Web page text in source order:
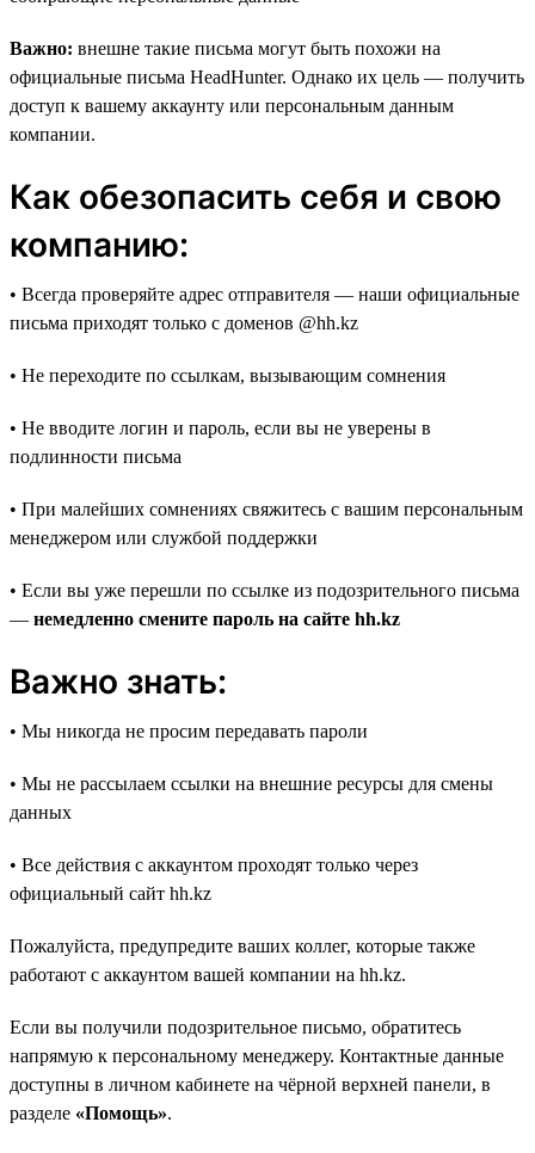
Важно: внешне такие письма могут быть похожи на
официальные письма HeadHunter. Однако их цель — получить
доступ к вашему аккаунту или персональным данным
компании.
Как обезопасить себя и свою
компанию:
• Всегда проверяйте адрес отправителя — наши официальные
письма приходят только с доменов @hh.kz
• Не переходите по ссылкам, вызывающим сомнения
• Не вводите логин и пароль, если вы не уверены в
подлинности письма
• При малейших сомнениях свяжитесь с вашим персональным
менеджером или службой поддержки
• Если вы уже перешли по ссылке из подозрительного письма
— немедленно смените пароль на сайте hh.kz
Важно знать:
• Мы никогда не просим передавать пароли
• Мы не рассылаем ссылки на внешние ресурсы для смены
данных
• Все действия с аккаунтом проходят только через
официальный сайт hh.kz
Пожалуйста, предупредите ваших коллег, которые также
работают с аккаунтом вашей компании на hh.kz.
Если вы получили подозрительное письмо, обратитесь
напрямую к персональному менеджеру. Контактные данные
доступны в личном кабинете на чёрной верхней панели, в
разделе «Помощь».